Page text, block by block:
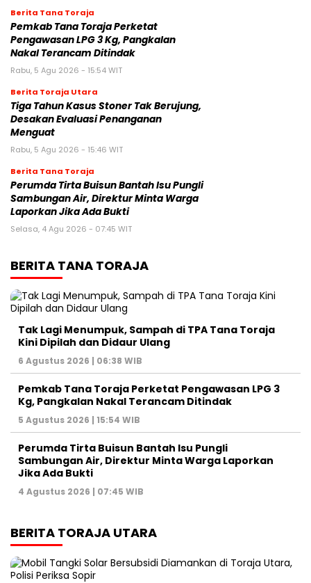
Berita Tana Toraja
Pemkab Tana Toraja Perketat
Pengawasan LPG 3 Kg, Pangkalan
Nakal Terancam Ditindak
Rabu, 5 Agu 2026 - 15:54 WIT
Berita Toraja Utara
Tiga Tahun Kasus Stoner Tak Berujung,
Desakan Evaluasi Penanganan
Menguat
Rabu, 5 Agu 2026 - 15:46 WIT
Berita Tana Toraja
Perumda Tirta Buisun Bantah Isu Pungli
Sambungan Air, Direktur Minta Warga
Laporkan Jika Ada Bukti
Selasa, 4 Agu 2026 - 07:45 WIT
BERITA TANA TORAJA
Tak Lagi Menumpuk, Sampah di TPA Tana Toraja
Kini Dipilah dan Didaur Ulang
6 Agustus 2026 | 06:38 WIB
Pemkab Tana Toraja Perketat Pengawasan LPG 3
Kg, Pangkalan Nakal Terancam Ditindak
5 Agustus 2026 | 15:54 WIB
Perumda Tirta Buisun Bantah Isu Pungli
Sambungan Air, Direktur Minta Warga Laporkan
Jika Ada Bukti
4 Agustus 2026 | 07:45 WIB
BERITA TORAJA UTARA